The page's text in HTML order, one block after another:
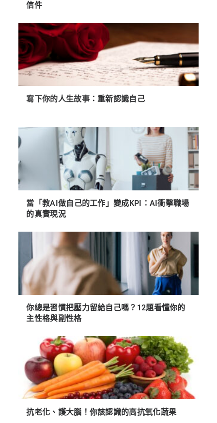
信件
寫下你的人生故事：重新認識自己
當「教AI做自己的工作」變成KPI：AI衝擊職場
的真實現況
你總是習慣把壓力留給自己嗎？12題看懂你的
主性格與副性格
抗老化、護大腦！你該認識的高抗氧化蔬果